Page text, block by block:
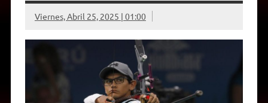
Viernes, Abril 25, 2025 | 01:00